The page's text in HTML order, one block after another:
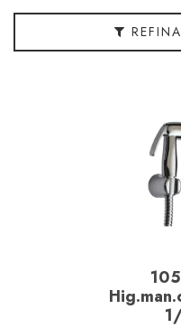
Embalagem